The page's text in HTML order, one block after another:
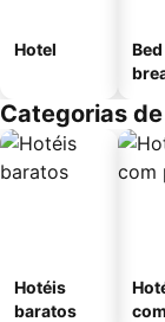
Hotel
Categorias
Hotéis
baratos
com